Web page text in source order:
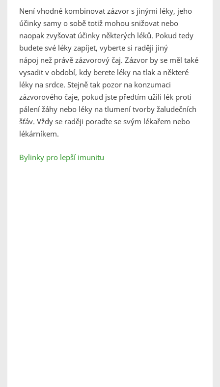
Není vhodné kombinovat zázvor s jinými léky, jeho
účinky samy o sobě totiž mohou snižovat nebo
naopak zvyšovat účinky některých léků. Pokud tedy
budete své léky zapíjet, vyberte si raději jiný
nápoj než právě zázvorový čaj. Zázvor by se měl také
vysadit v období, kdy berete léky na tlak a některé
léky na srdce. Stejně tak pozor na konzumaci
zázvorového čaje, pokud jste předtím užili lék proti
pálení žáhy nebo léky na tlumení tvorby žaludečních
šťáv. Vždy se raději poraďte se svým lékařem nebo
lékárníkem.
Bylinky pro lepší imunitu